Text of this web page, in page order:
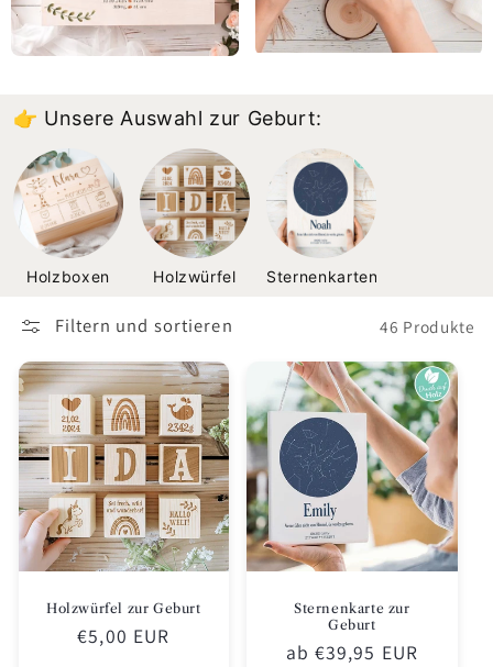
👉 Unsere Auswahl zur Geburt:
Holzboxen Holzwürfel Sternenkarten
Filtern und sortieren 46 Produkte
Holzwürfel zur Geburt
Normaler
€5,00 EUR
Sternenkarte zur
Geburt
Normaler
ab €39,95 EUR